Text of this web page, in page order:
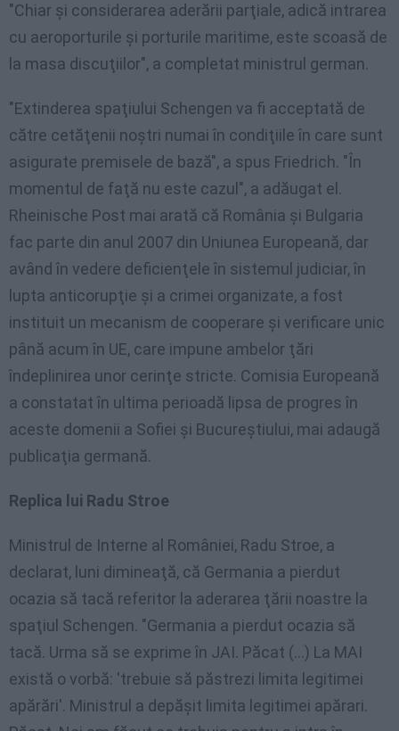
"Chiar şi considerarea aderării parţiale, adică intrarea
cu aeroporturile şi porturile maritime, este scoasă de
la masa discuţiilor", a completat ministrul german.
"Extinderea spaţiului Schengen va fi acceptată de
către cetăţenii noştri numai în condiţiile în care sunt
asigurate premisele de bază", a spus Friedrich. "În
momentul de faţă nu este cazul", a adăugat el.
Rheinische Post mai arată că România şi Bulgaria
fac parte din anul 2007 din Uniunea Europeană, dar
având în vedere deficienţele în sistemul judiciar, în
lupta anticorupţie şi a crimei organizate, a fost
instituit un mecanism de cooperare şi verificare unic
până acum în UE, care impune ambelor ţări
îndeplinirea unor cerinţe stricte. Comisia Europeană
a constatat în ultima perioadă lipsa de progres în
aceste domenii a Sofiei şi Bucureştiului, mai adaugă
publicaţia germană.
Replica lui Radu Stroe
Ministrul de Interne al României, Radu Stroe, a
declarat, luni dimineaţă, că Germania a pierdut
ocazia să tacă referitor la aderarea ţării noastre la
spaţiul Schengen. "Germania a pierdut ocazia să
tacă. Urma să se exprime în JAI. Păcat (…) La MAI
există o vorbă: 'trebuie să păstrezi limita legitimei
apărări'. Ministrul a depăşit limita legitimei apărari.